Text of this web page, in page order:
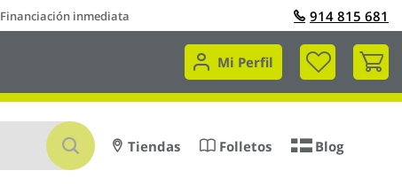
Financiación inmediata 914 815 681
Mi Perfil
Mi
Buscar
Tiendas Folletos Blog